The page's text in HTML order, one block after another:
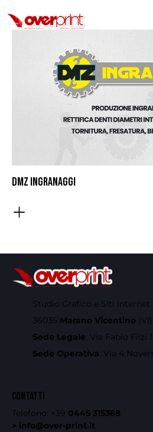
DMZ INGRANAGGI
Studio Grafico e Siti internet
36035 Marano Vicentino
Sede Legale: Via Fabio Filzi
Sede Operativa: Via 4
CONTATTI
Telefono: +39 0445 315368
> info@over-print.it